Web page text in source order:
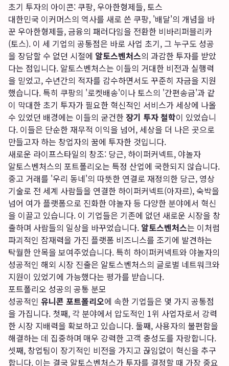
초기 투자의 아이콘: 쿠팡, 우아한형제들, 토스
대한민국 이커머스의 역사를 새로 쓴 쿠팡, '배달'의 개념을 바
꾼 우아한형제들, 금융의 패러다임을 전환한 비바리퍼블리카
(토스). 이 세 기업의 공통점은 바로 사업 초기, 그 누구도 성공
을 장담할 수 없던 시절에 알토스벤처스의 과감한 투자를 받았
다는 점입니다. 알토스벤처스는 이들의 거대한 비전과 실행력
을 믿었고, 수년간의 적자를 감수하면서도 꾸준히 자금을 지원
했습니다. 특히 쿠팡의 '로켓배송'이나 토스의 '간편송금'과 같
이 막대한 초기 투자가 필요한 혁신적인 서비스가 세상에 나올
수 있었던 배경에는 이들의 굳건한장기 투자 철학이 있었습니
다. 이들은 단순한 재무적 이익을 넘어, 세상을 더 나은 곳으로
만들고자 하는 창업자의 꿈에 투자한 것입니다.
새로운 라이프스타일의 창조: 당근, 하이퍼커넥트, 야놀자
알토스벤처스의 포트폴리오는 특정 산업에 국한되지 않습니다.
중고 거래를 '우리 동네'의 따뜻한 연결로 재정의한 당근, 영상
기술로 전 세계 사람들을 연결한 하이퍼커넥트(아자르), 숙박을
넘어 여가 플랫폼으로 진화한 야놀자 등 다양한 분야에서 혁신
을 이끌고 있습니다. 이 기업들은 기존에 없던 새로운 시장을 창
출하며 사람들의 일상을 바꾸었습니다. 알토스벤처스는 이처럼
파괴적인 잠재력을 가진 플랫폼 비즈니스를 조기에 발견하는
탁월한 안목을 보여주었습니다. 특히 하이퍼커넥트와 야놀자의
성공적인 해외 시장 진출은 알토스벤처스의 글로벌 네트워크와
지원이 있었기에 가능했다는 평가를 받습니다.
포트폴리오 성공의 공통 분모
성공적인 유니콘 포트폴리오에 속한 기업들은 몇 가지 공통점
을 가집니다. 첫째, 각 분야에서 압도적인 1위 사업자로서 강력
한 시장 지배력을 확보하고 있습니다. 둘째, 사용자의 불편함을
해결하는 데 집중하며 매우 강력한 고객 충성도를 자랑합니다.
셋째, 창업팀이 장기적인 비전을 가지고 끊임없이 혁신을 추구
합니다. 이는 결국 알토스벤처스가 투자를 결정할 때 가장 중요